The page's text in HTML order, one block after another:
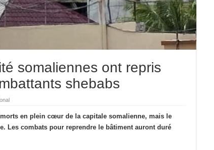
somaliennes ont repris
shebabs
en plein cœur de la capitale somalienne, mais le
Les combats pour reprendre le bâtiment auront duré